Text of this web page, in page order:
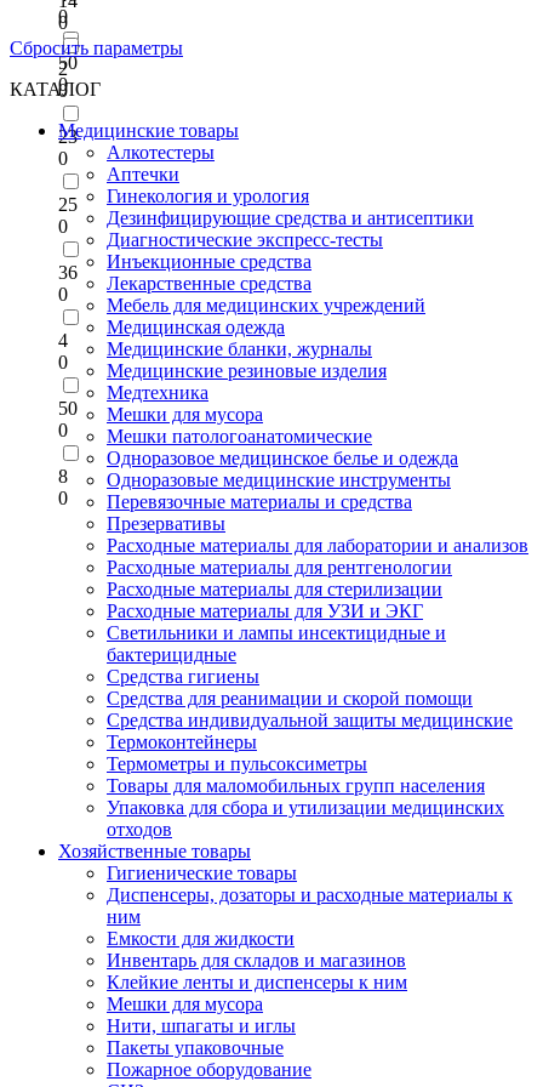
0
50
0
0
2
0
23
0
25
0
36
0
4
0
50
0
8
0
Сбросить параметры
КАТАЛОГ
Медицинские товары
Алкотестеры
Аптечки
Гинекология и урология
Дезинфицирующие средства и антисептики
Диагностические экспресс-тесты
Инъекционные средства
Лекарственные средства
Мебель для медицинских учреждений
Медицинская одежда
Медицинские бланки, журналы
Медицинские резиновые изделия
Медтехника
Мешки для мусора
Мешки патологоанатомические
Одноразовое медицинское белье и одежда
Одноразовые медицинские инструменты
Перевязочные материалы и средства
Презервативы
Расходные материалы для лаборатории и анализов
Расходные материалы для рентгенологии
Расходные материалы для стерилизации
Расходные материалы для УЗИ и ЭКГ
Светильники и лампы инсектицидные и
бактерицидные
Средства гигиены
Средства для реанимации и скорой помощи
Средства индивидуальной защиты медицинские
Термоконтейнеры
Термометры и пульсоксиметры
Товары для маломобильных групп населения
Упаковка для сбора и утилизации медицинских
отходов
Хозяйственные товары
Гигиенические товары
Диспенсеры, дозаторы и расходные материалы к
ним
Емкости для жидкости
Инвентарь для складов и магазинов
Клейкие ленты и диспенсеры к ним
Мешки для мусора
Нити, шпагаты и иглы
Пакеты упаковочные
Пожарное оборудование